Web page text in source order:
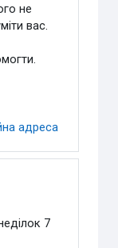
не
вас.
адреса
7